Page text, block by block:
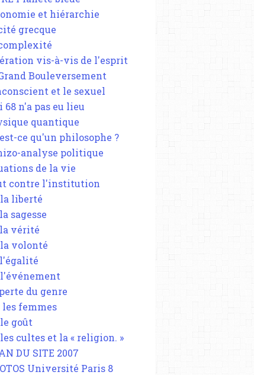
et hiérarchie
grecque
vis-à-vis de l'esprit
Bouleversement
et le sexuel
68 n'a pas eu lieu
quantique
ce qu'un philosophe ?
analyse politique
de la vie
contre l'institution
la liberté
sagesse
la vérité
la volonté
l'égalité
l'événement
du genre
les femmes
goût
cultes et la « religion. »
DU SITE 2007
Université Paris 8